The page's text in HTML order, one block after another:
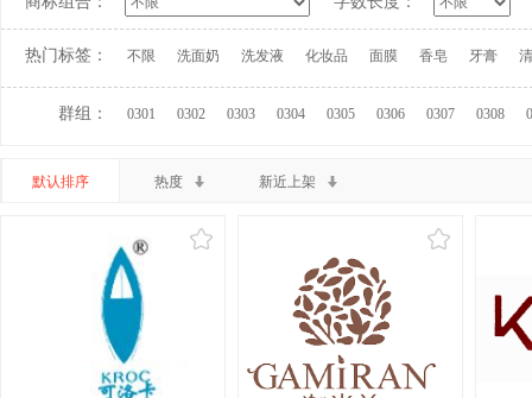
热门标签： 不限 洗面奶 洗发液 化妆品 面膜 香皂 牙膏
群组： 0301 0302 0303 0304 0305 0306 0307 0308
默认排序 热度 新近上架